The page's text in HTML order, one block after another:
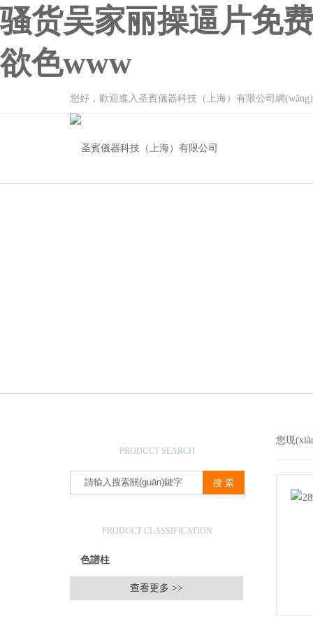
骚货吴家丽操逼片免
欲色www
您好，歡迎進入圣賓儀器科技（上海）有限公司網
PRODUCT SEARCH
PRODUCT CLASSIFICATION
色譜柱
查看更多 >>
您現